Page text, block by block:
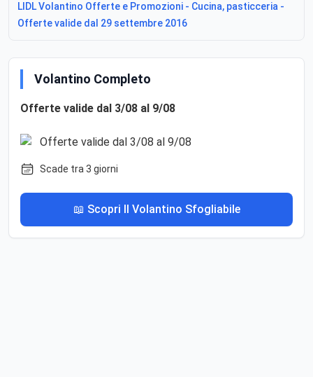
LIDL Volantino Offerte e Promozioni - Cucina, pasticceria -
Offerte valide dal 29 settembre 2016
Volantino Completo
Offerte valide dal 3/08 al 9/08
Scade tra 3 giorni
📖 Scopri Il Volantino Sfogliabile